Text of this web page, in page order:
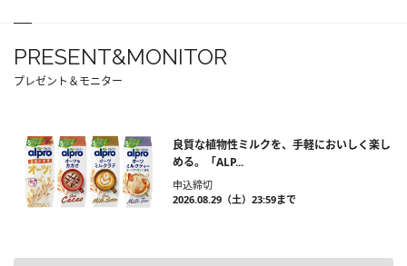
PRESENT&MONITOR
プレゼント＆モニター
良質な植物性ミルクを、手軽においしく楽し
める。「ALP...
申込締切
2026.08.29（土）23:59まで